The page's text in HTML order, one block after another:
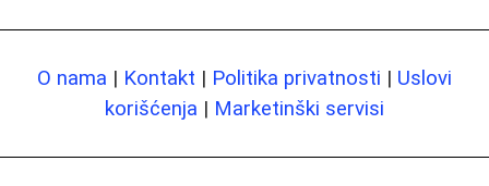
O nama | Kontakt | Politika privatnosti | Uslovi
korišćenja | Marketinški servisi